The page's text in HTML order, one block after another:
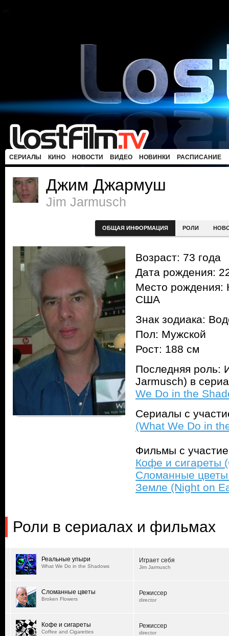
СЕРИАЛЫ КИНО НОВОСТИ ВИДЕО НОВИНКИ РАСПИСАНИЕ
Джим Джармуш
Jim Jarmusch
ОБЩАЯ ИНФОРМАЦИЯ РОЛИ
Возраст: 73 года
Дата рождения:
Место рождения:
США
Знак зодиака:
Пол: Мужской
Рост: 188 см
Последняя роль:
Jarmusch) в
We Do in the
Сериалы с
(What We Do in
Фильмы с
Кофе и сигареты
Сломанные
Земле (Night on
Роли в сериалах и фильмах
Реальные упыри
What We Do in the Shadows
Играет себя
Jim Jarmusch
Сломанные цветы
Broken Flowers
Режиссер
director
Кофе и сигареты
Coffee and Cigarettes
Режиссер
director